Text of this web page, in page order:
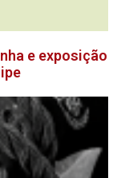
e exposição